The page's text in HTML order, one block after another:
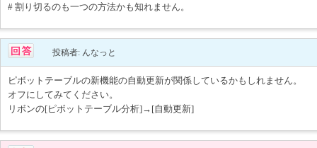
# 割り切るのも一つの方法かも知れません。
投稿者: んなっと
ピボットテーブルの新機能の自動更新が関係しているかもしれません。
オフにしてみてください。
リボンの[ピボットテーブル分析]→[自動更新]